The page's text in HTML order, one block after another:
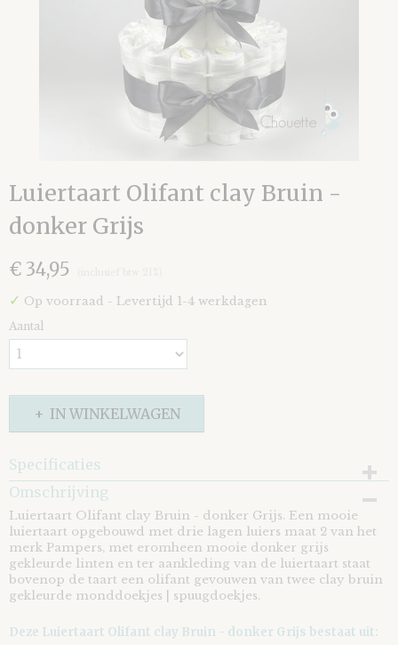
Luiertaart Olifant clay Bruin -
donker Grijs
€ 34,95
✓ Op voorraad - Levertijd 1-4 werkdagen
Aantal
IN WINKELWAGEN
Specificaties
EAN code
8721073412171
Omschrijving
Luiertaart Olifant clay Bruin - donker Grijs. Een mooie
luiertaart opgebouwd met drie lagen luiers maat 2 van het
merk Pampers, met eromheen mooie donker grijs
gekleurde linten en ter aankleding van de luiertaart staat
bovenop de taart een olifant gevouwen van twee clay bruin
gekleurde monddoekjes | spuugdoekjes.
Deze Luiertaart Olifant clay Bruin - donker Grijs bestaat uit: